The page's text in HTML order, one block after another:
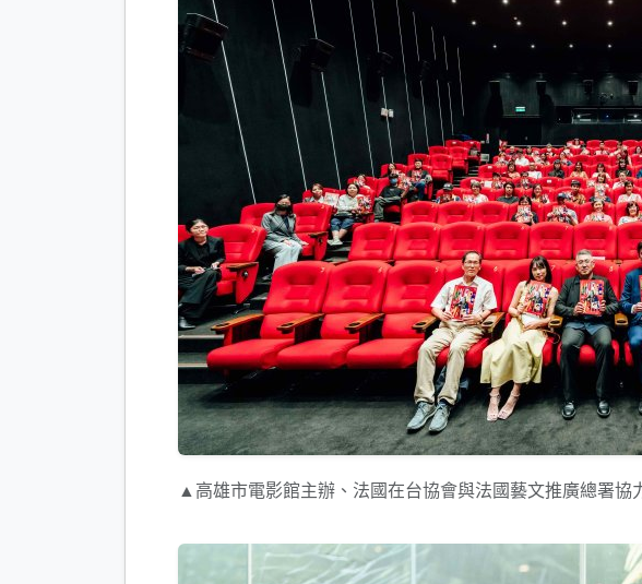
▲高雄市電影館主辦、法國在台協會與法國藝文推廣總署